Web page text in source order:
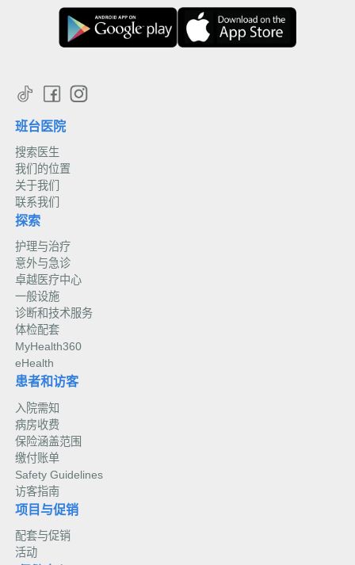
班台医院
搜索医生
我们的位置
关于我们
联系我们
探索
护理与治疗
意外与急诊
卓越医疗中心
一般设施
诊断和技术服务
体检配套
MyHealth360
eHealth
患者和访客
入院需知
病房收费
保险涵盖范围
缴付账单
Safety Guidelines
访客指南
项目与促销
配套与促销
活动